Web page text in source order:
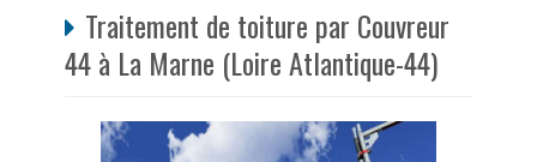
Traitement de toiture par Couvreur
44 à La Marne (Loire Atlantique-44)